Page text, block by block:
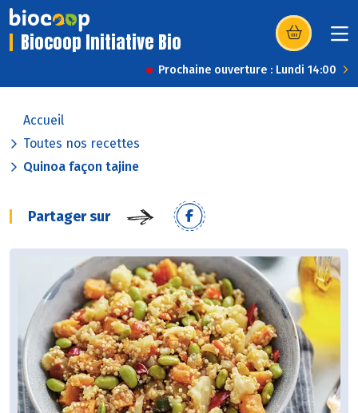
Biocoop Initiative Bio (s’ouvre dans
Prochaine ouverture : Lundi 14:00
Accueil
Toutes nos recettes
Quinoa façon tajine
Partager sur